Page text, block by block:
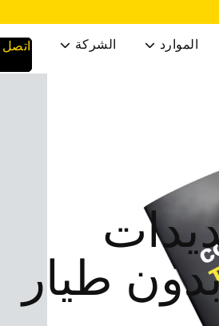
الموارد  الشركة  اتصل
طيار